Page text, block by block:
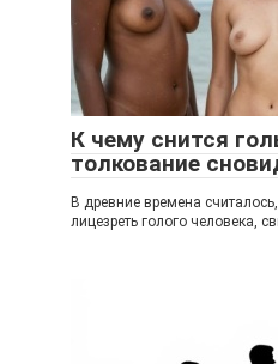
К чему снится
толкование
В древние времена
лицезреть голого человека,